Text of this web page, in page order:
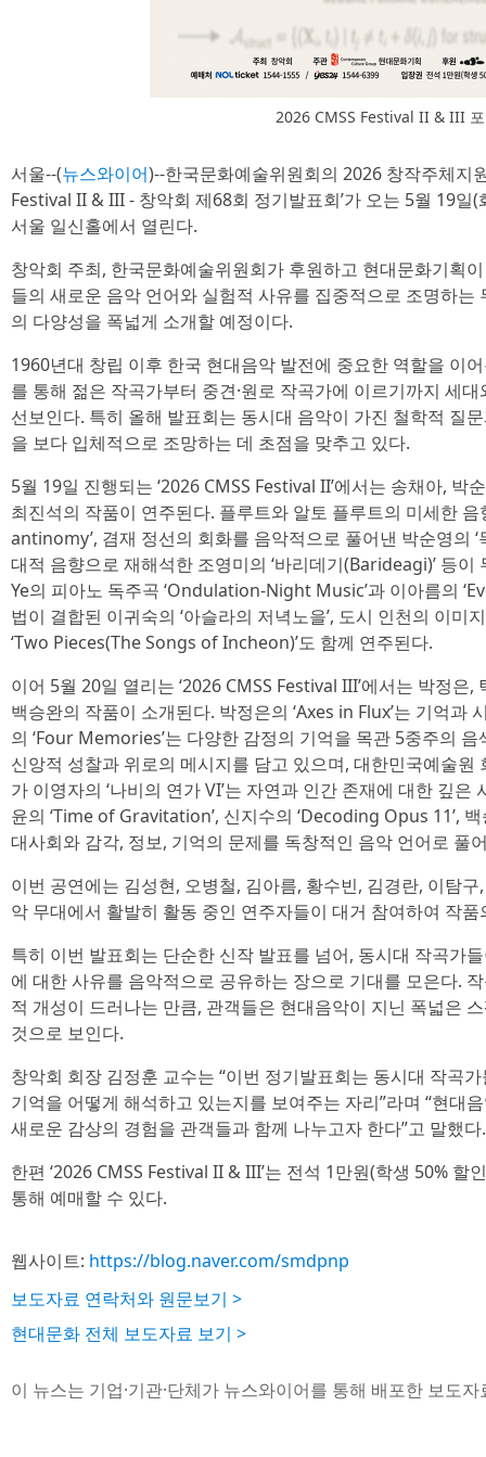
2026 CMSS Festival II & III
서울--(뉴스와이어)--한국문화예술위원회의 2026 창작주체지
Festival II & III - 창악회 제68회 정기발표회’가 오는 5월 19일
서울 일신홀에서 열린다.
창악회 주최, 한국문화예술위원회가 후원하고 현대문화기획
들의 새로운 음악 언어와 실험적 사유를 집중적으로 조명하
의 다양성을 폭넓게 소개할 예정이다.
1960년대 창립 이후 한국 현대음악 발전에 중요한 역할을 이
를 통해 젊은 작곡가부터 중견·원로 작곡가에 이르기까지 세
선보인다. 특히 올해 발표회는 동시대 음악이 가진 철학적 질
을 보다 입체적으로 조망하는 데 초점을 맞추고 있다.
5월 19일 진행되는 ‘2026 CMSS Festival II’에서는 송채아, 박
최진석의 작품이 연주된다. 플루트와 알토 플루트의 미세한
antinomy’, 겸재 정선의 회화를 음악적으로 풀어낸 박순영의
대적 음향으로 재해석한 조영미의 ‘바리데기(Barideagi)’ 등
Ye의 피아노 독주곡 ‘Ondulation-Night Music’과 이아름의
법이 결합된 이귀숙의 ‘아슬라의 저녁노을’, 도시 인천의 이미
‘Two Pieces(The Songs of Incheon)’도 함께 연주된다.
이어 5월 20일 열리는 ‘2026 CMSS Festival III’에서는 박정은
백승완의 작품이 소개된다. 박정은의 ‘Axes in Flux’는 기억과
의 ‘Four Memories’는 다양한 감정의 기억을 목관 5중주의 음
신앙적 성찰과 위로의 메시지를 담고 있으며, 대한민국예술
가 이영자의 ‘나비의 연가 VI’는 자연과 인간 존재에 대한 깊
윤의 ‘Time of Gravitation’, 신지수의 ‘Decoding Opus 11’,
대사회와 감각, 정보, 기억의 문제를 독창적인 음악 언어로 풀
이번 공연에는 김성현, 오병철, 김아름, 황수빈, 김경란, 이탐
악 무대에서 활발히 활동 중인 연주자들이 대거 참여하여 작
특히 이번 발표회는 단순한 신작 발표를 넘어, 동시대 작곡가
에 대한 사유를 음악적으로 공유하는 장으로 기대를 모은다.
적 개성이 드러나는 만큼, 관객들은 현대음악이 지닌 폭넓은
것으로 보인다.
창악회 회장 김정훈 교수는 “이번 정기발표회는 동시대 작곡
기억을 어떻게 해석하고 있는지를 보여주는 자리”라며 “현대
새로운 감상의 경험을 관객들과 함께 나누고자 한다”고 말했다.
한편 ‘2026 CMSS Festival II & III’는 전석 1만원(학생 50%
통해 예매할 수 있다.
웹사이트: https://blog.naver.com/smdpnp
보도자료 연락처와 원문보기 >
현대문화 전체 보도자료 보기 >
이 뉴스는 기업·기관·단체가 뉴스와이어를 통해 배포한 보도